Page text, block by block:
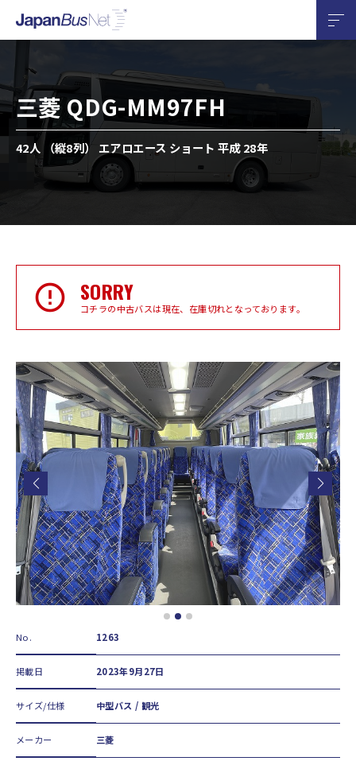
三菱 QDG-MM97FH
42人 （縦8列） エアロエース ショート 平成 28年
SORRY
コチラの中古バスは現在、在庫切れとなっております。
No. 1263
掲載日 2023年9月27日
サイズ/仕様 中型バス / 観光
メーカー 三菱